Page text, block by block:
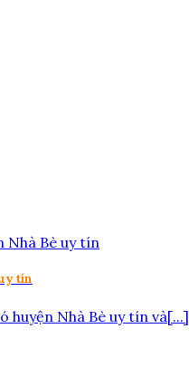
tín
huyện Nhà Bè uy tín và[...]